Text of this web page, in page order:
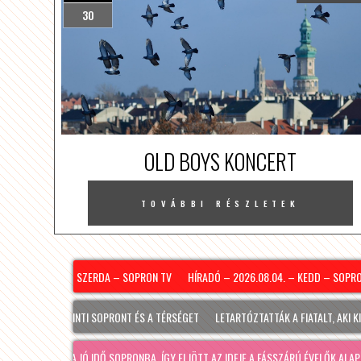
30
OLD BOYS KONCERT
TOVÁBBI RÉSZLETEK
– SZERDA – SOPRON TV HÍRADÓ – 2026.08.04. – KEDD – SOPRON
IS ÉRINTI SOPRONT ÉS A TÉRSÉGET LETARTÓZTATTÁK A FIATALT, AKI KIS
A JÓ IDŐ SOPRONBA, ÍGY ELJÖTT AZ IDEJE A FÁSSZÁRÚ ÉVELŐK ALAPOS